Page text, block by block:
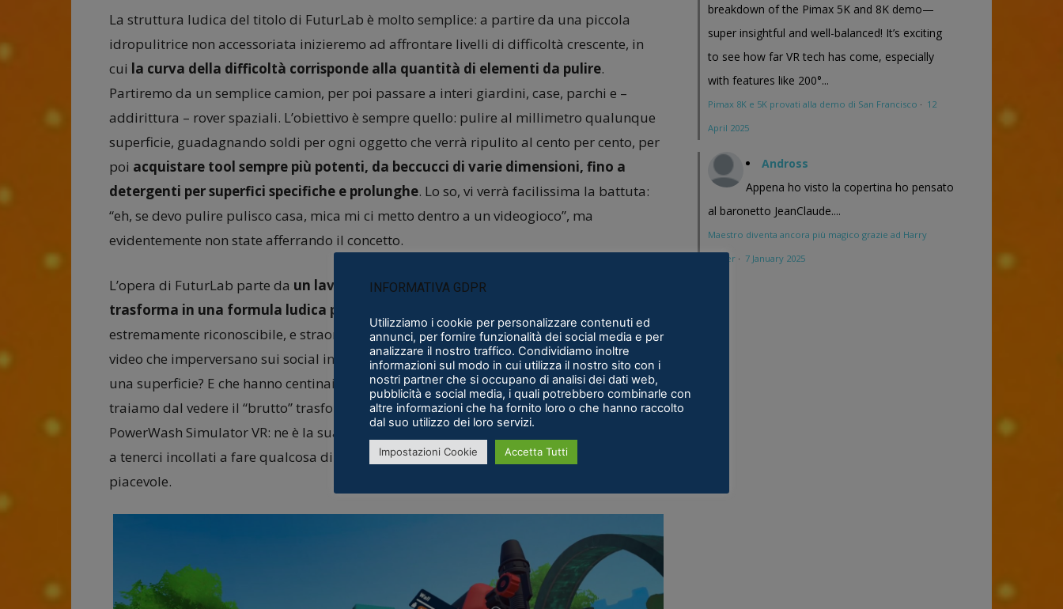
La struttura ludica del titolo di FuturLab è molto semplice: a partire da una piccola
idropulitrice non accessoriata inizieremo ad affrontare livelli di difficoltà crescente, in
cui la curva della difficoltà corrisponde alla quantità di elementi da pulire.
Partiremo da un semplice camion, per poi passare a interi giardini, case, parchi e –
addirittura – rover spaziali. L’obiettivo è sempre quello: pulire al millimetro qualunque
superficie, guadagnando soldi per ogni oggetto che verrà ripulito al cento per cento, per
poi acquistare tool sempre più potenti, da beccucci di varie dimensioni, fino a
detergenti per superfici specifiche e prolunghe. Lo so, vi verrà facilissima la battuta:
“eh, se devo pulire pulisco casa, mica mi ci metto dentro a un videogioco”, ma
evidentemente non state afferrando il concetto.
L’opera di FuturLab parte da un lavoro semplice e all’apparenza noioso, e lo
trasforma in una formula ludica perfetta
estremamente riconoscibile, e straordinariamente soddisfacente. Avete presente quei
video che imperversano sui social in cui qualcuno pulisce perfettamente un oggetto o
una superficie? E che hanno centinaia di migliaia di like? Ecco, la soddisfazione che
traiamo dal vedere il “brutto” trasformarsi in “bello” è proprio ciò che sta alla base di
PowerWash Simulator VR: ne è la sua forza in maniera quasi sublime, per quanto risce
a tenerci incollati a fare qualcosa di inutile, ripetitivo, eppure inspiegabilmente
piacevole.
breakdown of the Pimax 5K and 8K demo—
super insightful and well-balanced! It’s exciting
to see how far VR tech has come, especially
with features like 200°...
Pimax 8K e 5K provati alla demo di San Francisco · 12
April 2025
Andross
Appena ho visto la copertina ho pensato
al baronetto JeanClaude....
Maestro diventa ancora più magico grazie ad Harry
Potter · 7 January 2025
INFORMATIVA GDPR
Utilizziamo i cookie per personalizzare contenuti ed
annunci, per fornire funzionalità dei social media e per
analizzare il nostro traffico. Condividiamo inoltre
informazioni sul modo in cui utilizza il nostro sito con i
nostri partner che si occupano di analisi dei dati web,
pubblicità e social media, i quali potrebbero combinarle con
altre informazioni che ha fornito loro o che hanno raccolto
dal suo utilizzo dei loro servizi.
Impostazioni Cookie Accetta Tutti